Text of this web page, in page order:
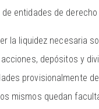
entidades de
la liquidez necesaria
depósitos y
provisionalmente
mismos quedan